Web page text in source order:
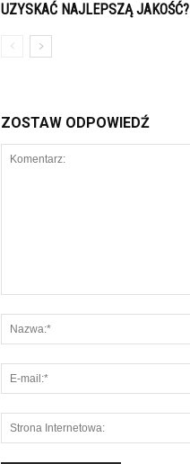
UZYSKAĆ NAJLEPSZĄ JAKOŚĆ?
ZOSTAW ODPOWIEDŹ